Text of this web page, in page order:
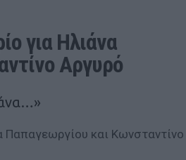
για Ηλιάνα
Αργυρό